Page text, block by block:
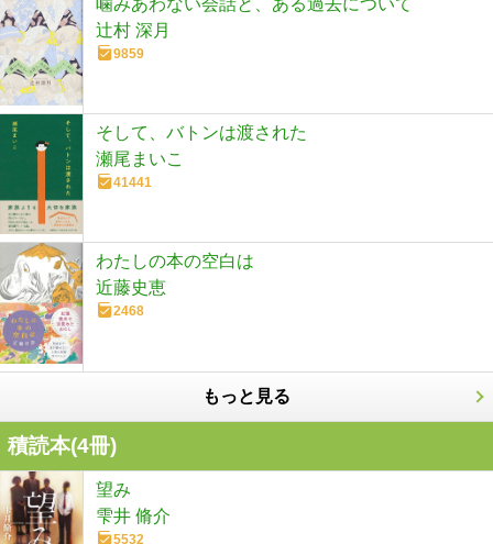
噛みあわない会話と、ある過去について
辻村 深月
9859
そして、バトンは渡された
瀬尾まいこ
41441
わたしの本の空白は
近藤史恵
2468
もっと見る
積読本(4冊)
望み
雫井 脩介
5532